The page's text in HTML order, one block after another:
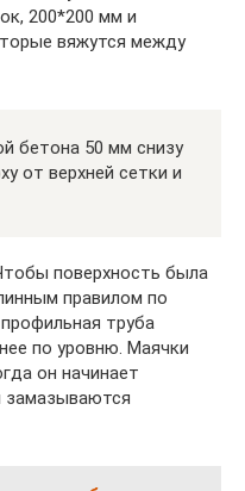
200*200 мм и
вяжутся между
бетона 50 мм снизу
от верхней сетки и
поверхность была
правилом по
труба
по уровню. Маячки
он начинает
замазываются